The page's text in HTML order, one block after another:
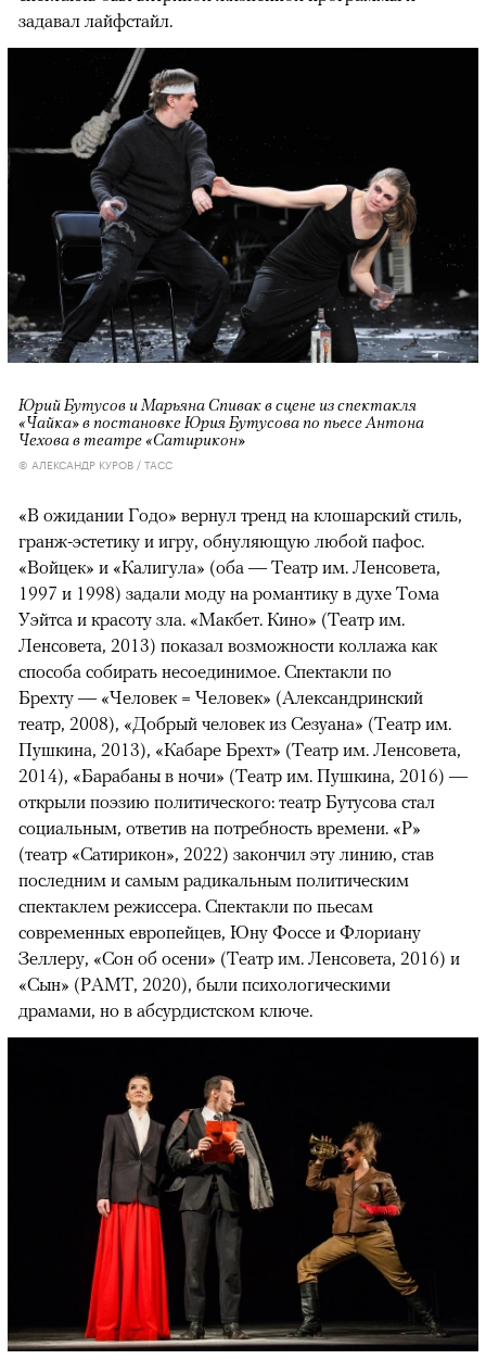
задавал лайфстайл.
Юрий Бутусов и Марьяна Спивак в сцене из спектакля
«Чайка» в постановке Юрия Бутусова по пьесе Антона
Чехова в театре «Сатирикон»
© АЛЕКСАНДР КУРОВ / ТАСС
«В ожидании Годо» вернул тренд на клошарский стиль,
гранж-эстетику и игру, обнуляющую любой пафос.
«Войцек» и «Калигула» (оба — Театр им. Ленсовета,
1997 и 1998) задали моду на романтику в духе Тома
Уэйтса и красоту зла. «Макбет. Кино» (Театр им.
Ленсовета, 2013) показал возможности коллажа как
способа собирать несоединимое. Спектакли по
Брехту — «Человек = Человек» (Александринский
театр, 2008), «Добрый человек из Сезуана» (Театр им.
Пушкина, 2013), «Кабаре Брехт» (Театр им. Ленсовета,
2014), «Барабаны в ночи» (Театр им. Пушкина, 2016) —
открыли поэзию политического: театр Бутусова стал
социальным, ответив на потребность времени. «Р»
(театр «Сатирикон», 2022) закончил эту линию, став
последним и самым радикальным политическим
спектаклем режиссера. Спектакли по пьесам
современных европейцев, Юну Фоссе и Флориану
Зеллеру, «Сон об осени» (Театр им. Ленсовета, 2016) и
«Сын» (РАМТ, 2020), были психологическими
драмами, но в абсурдистском ключе.